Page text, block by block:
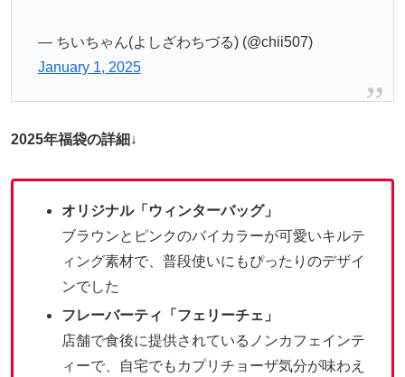
— ちいちゃん(よしざわちづる) (@chii507)
January 1, 2025
2025年福袋の詳細 ↓
オリジナル「ウィンターバッグ」
ブラウンとピンクのバイカラーが可愛いキルテ
ィング素材で、普段使いにもぴったりのデザイ
ンでした
フレーバーティ「フェリーチェ」
店舗で食後に提供されているノンカフェインテ
ィーで、自宅でもカプリチョーザ気分が味わえ